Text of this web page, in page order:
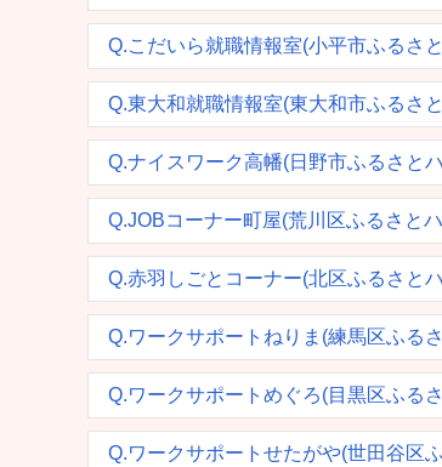
Q.こだいら就職情報室(小平市ふるさ
Q.東大和就職情報室(東大和市ふるさ
Q.ナイスワーク高幡(日野市ふるさと
Q.JOBコーナー町屋(荒川区ふるさと
Q.赤羽しごとコーナー(北区ふるさと
Q.ワークサポートねりま(練馬区ふる
Q.ワークサポートめぐろ(目黒区ふる
Q.ワークサポートせたがや(世田谷区